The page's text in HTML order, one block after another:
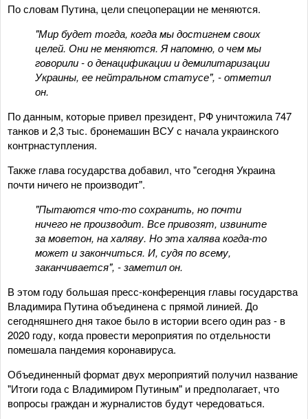
По словам Путина, цели спецоперации не меняются.
"Мир будет тогда, когда мы достигнем своих
целей. Они не меняются. Я напомню, о чем мы
говорили - о денацификации и демилитаризации
Украины, ее нейтральном статусе", - отметил
он.
По данным, которые привел президент, РФ уничтожила 747
танков и 2,3 тыс. бронемашин ВСУ с начала украинского
контрнаступления.
Также глава государства добавил, что "сегодня Украина
почти ничего не производит".
"Пытаются что-то сохранить, но почти
ничего не производит. Все привозят, извините
за моветон, на халяву. Но эта халява когда-то
может и закончиться. И, судя по всему,
заканчивается", - заметил он.
В этом году большая пресс-конференция главы государства
Владимира Путина объединена с прямой линией. До
сегодняшнего дня такое было в истории всего один раз - в
2020 году, когда провести мероприятия по отдельности
помешала пандемия коронавируса.
Объединенный формат двух мероприятий получил название
"Итоги года с Владимиром Путиным" и предполагает, что
вопросы граждан и журналистов будут чередоваться.